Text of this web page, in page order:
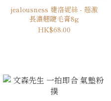
jealousness 婕洛妮絲 - 超激
長濃翹睫毛膏8g
HK$68.00